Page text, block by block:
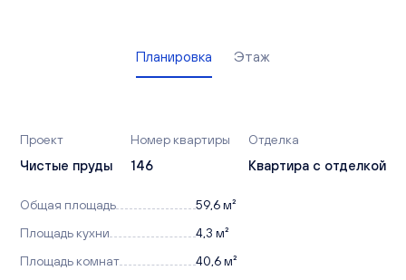
Планировка Этаж
Проект
Чистые пруды
Номер квартиры
146
Отделка
Квартира с отделкой
Общая площадь
59,6 м²
Площадь кухни
4,3 м²
Площадь комнат
40,6 м²